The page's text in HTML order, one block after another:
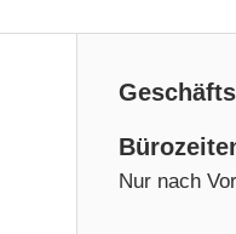
Nur nach